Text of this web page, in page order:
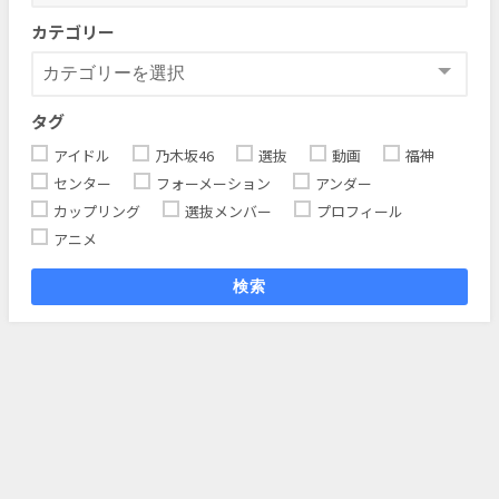
カテゴリー
タグ
アイドル 乃木坂46 選抜 動画
福神
センター
フォーメーション
アンダー
カップリング
選抜メンバー
プロフィール
アニメ
検索